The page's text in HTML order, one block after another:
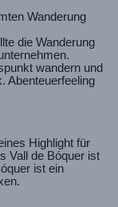
Wanderung
die Wanderung
wandern und
Abenteuerfeeling
Highlight für
Vall de Bóquer ist
ist ein